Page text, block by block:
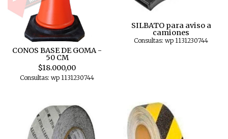
CONOS BASE DE GOMA -
50 CM
$18.000,00
Consultas: wp 1131230744
SILBATO para aviso a
camiones
Consultas: wp 1131230744